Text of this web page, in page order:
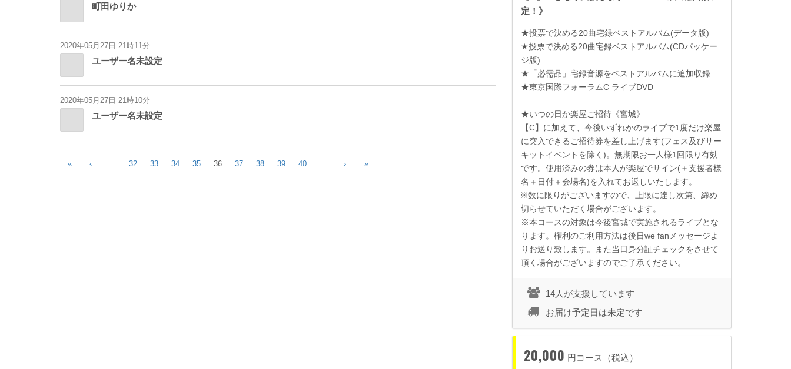
町田ゆりか
2020年05月27日 21時11分
ユーザー名未設定
2020年05月27日 21時10分
ユーザー名未設定
« ‹ … 32 33 34 35 36 37 38 39 40 … › »
定！》
★投票で決める20曲宅録ベストアルバム(データ版)
★投票で決める20曲宅録ベストアルバム(CDパッケー
ジ版)
★「必需品」宅録音源をベストアルバムに追加収録
★東京国際フォーラムC ライブDVD
★いつの日か楽屋ご招待《宮城》
【C】に加えて、今後いずれかのライブで1 度だけ楽屋
に突入できるご招待券を差し上げます(フェス及びサー
キットイベントを除く)。無期限お一人様1 回限り有効
です。使用済みの券は本人が楽屋でサイン(＋支援者様
名＋日付＋会場名)を入れてお返しいたします。
※数に限りがございますので、上限に達し次第、締め
切らせていただく場合がございます。
※本コースの対象は今後宮城で実施されるライブとな
ります。権利のご利用方法は後日we fanメッセージよ
りお送り致します。また当日身分証チェックをさせて
頂く場合がございますのでご了承ください。
14人が支援しています
お届け予定日は未定です
20,000 円コース（税込）